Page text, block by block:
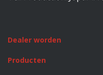
Dealer worden
Producten